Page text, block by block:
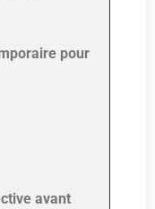
pour
avant